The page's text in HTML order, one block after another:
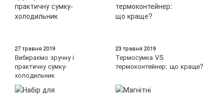
27 травня 2019
Вибираємо зручну і
практичну сумку-
холодильник
23 травня 2019
Термосумка VS
термоконтейнер: що краще?